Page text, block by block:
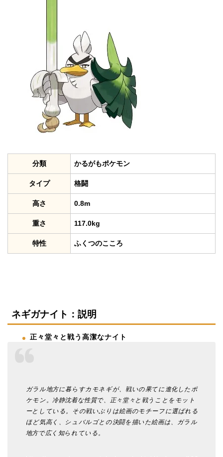
分類 かるがもポケモン
タイプ 格闘
高さ 0.8m
重さ 117.0kg
特性 ふくつのこころ
ネギガナイト：説明
正々堂々と戦う高潔なナイト
ガラル地方に暮らすカモネギが、戦いの果てに進化したポ
ケモン。冷静沈着な性質で、正々堂々と戦うことをモット
ーとしている。その戦いぶりは絵画のモチーフに選ばれる
ほど気高く、シュバルゴとの決闘を描いた絵画は、ガラル
地方で広く知られている。